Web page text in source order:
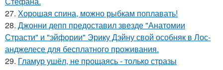
27. Хорошая спина, можно рыбкам поплавать!
28. Джонни депп предоставил звезде "Анатомии
Страсти" и "эйфории" Эрику Дэйну свой особняк в Лос-
анджелесе для бесплатного проживания.
29. Гламур ушёл, не прощаясь - только стразы